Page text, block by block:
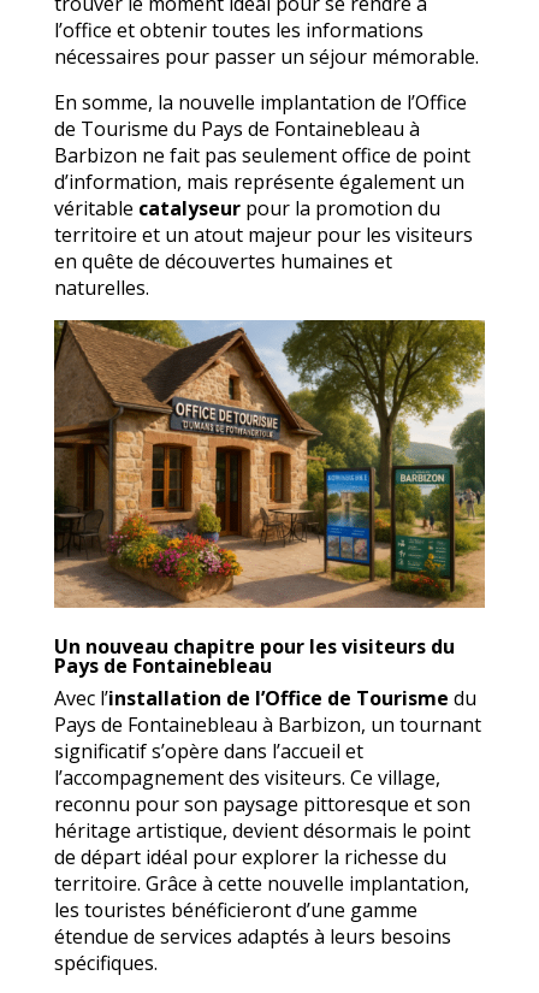
l’office et obtenir toutes les informations
nécessaires pour passer un séjour mémorable.
En somme, la nouvelle implantation de l’Office
de Tourisme du Pays de Fontainebleau à
Barbizon ne fait pas seulement office de point
d’information, mais représente également un
véritable catalyseurpour la promotion du
territoire et un atout majeur pour les visiteurs
en quête de découvertes humaines et
naturelles.
Un nouveau chapitre pour les visiteurs du
Pays de Fontainebleau
Avec l’installation de l’Office de Tourisme du
Pays de Fontainebleau à Barbizon, un tournant
significatif s’opère dans l’accueil et
l’accompagnement des visiteurs. Ce village,
reconnu pour son paysage pittoresque et son
héritage artistique, devient désormais le point
de départ idéal pour explorer la richesse du
territoire. Grâce à cette nouvelle implantation,
les touristes bénéficieront d’une gamme
étendue de services adaptés à leurs besoins
spécifiques.